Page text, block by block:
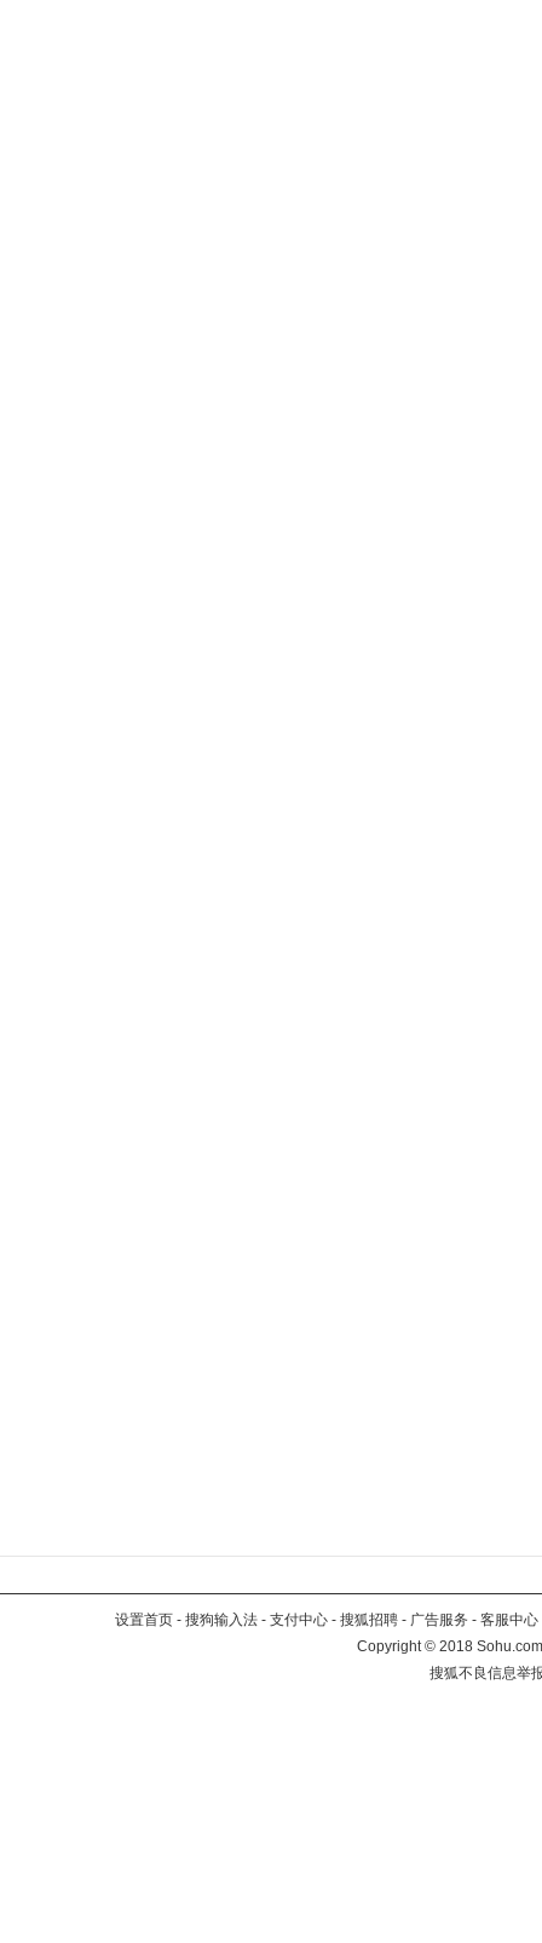
设置首页 - 搜狗输入法 - 支付中心 - 搜狐招聘 - 广告服务 - 客服中心
Copyright©2018
搜狐不良信息举